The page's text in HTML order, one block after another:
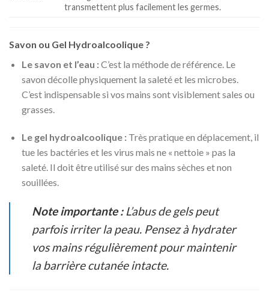
transmettent plus facilement les germes.
Savon ou Gel Hydroalcoolique ?
Le savon et l’eau :C’est la méthode de référence. Le
savon décolle physiquement la saleté et les microbes.
C’est indispensable si vos mains sont visiblement sales ou
grasses.
Le gel hydroalcoolique :Très pratique en déplacement, il
tue les bactéries et les virus mais ne « nettoie » pas la
saleté. Il doit être utilisé sur des mains sèches et non
souillées.
Note importante :L’abus de gels peut
parfois irriter la peau. Pensez à hydrater
vos mains régulièrement pour maintenir
la barrière cutanée intacte.